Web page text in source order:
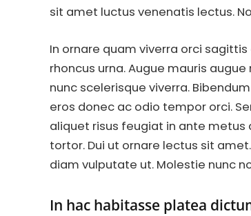
sit amet luctus venenatis lectus.
In ornare quam viverra orci
rhoncus urna. Augue mauris
nunc scelerisque viverra.
eros donec ac odio tempor orci.
aliquet risus feugiat in ante metus
tortor. Dui ut ornare lectus sit
diam vulputate ut. Molestie nunc
In hac habitasse platea